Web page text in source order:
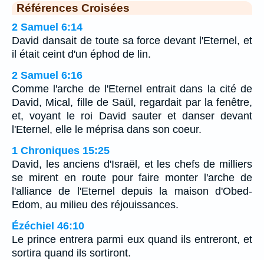
Références Croisées
2 Samuel 6:14
David dansait de toute sa force devant l'Eternel, et
il était ceint d'un éphod de lin.
2 Samuel 6:16
Comme l'arche de l'Eternel entrait dans la cité de
David, Mical, fille de Saül, regardait par la fenêtre,
et, voyant le roi David sauter et danser devant
l'Eternel, elle le méprisa dans son coeur.
1 Chroniques 15:25
David, les anciens d'Israël, et les chefs de milliers
se mirent en route pour faire monter l'arche de
l'alliance de l'Eternel depuis la maison d'Obed-
Edom, au milieu des réjouissances.
Ézéchiel 46:10
Le prince entrera parmi eux quand ils entreront, et
sortira quand ils sortiront.